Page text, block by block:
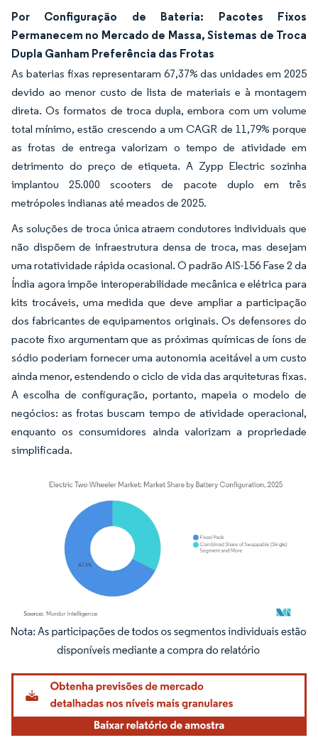
Por Configuração de Bateria: Pacotes Fixos
Permanecem no Mercado de Massa, Sistemas de Troca
Dupla Ganham Preferência das Frotas
As baterias fixas representaram 67,37% das unidades em 2025
devido ao menor custo de lista de materiais e à montagem
direta. Os formatos de troca dupla, embora com um volume
total mínimo, estão crescendo a um CAGR de 11,79% porque
as frotas de entrega valorizam o tempo de atividade em
detrimento do preço de etiqueta. A Zypp Electric sozinha
implantou 25.000 scooters de pacote duplo em três
metrópoles indianas até meados de 2025.
As soluções de troca única atraem condutores individuais que
não dispõem de infraestrutura densa de troca, mas desejam
uma rotatividade rápida ocasional. O padrão AIS-156 Fase 2 da
Índia agora impõe interoperabilidade mecânica e elétrica para
kits trocáveis, uma medida que deve ampliar a participação
dos fabricantes de equipamentos originais. Os defensores do
pacote fixo argumentam que as próximas químicas de íons de
sódio poderiam fornecer uma autonomia aceitável a um custo
ainda menor, estendendo o ciclo de vida das arquiteturas fixas.
A escolha de configuração, portanto, mapeia o modelo de
negócios: as frotas buscam tempo de atividade operacional,
enquanto os consumidores ainda valorizam a propriedade
simplificada.
Imagem © Mordor Intelligence. O reuso requer atribuição conforme CC BY 4.0.